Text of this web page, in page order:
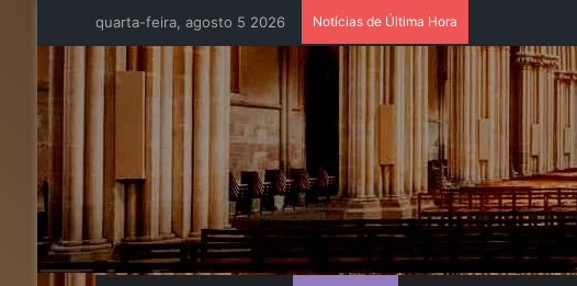
quarta-feira, agosto 5 2026 Notícias de Última Hora